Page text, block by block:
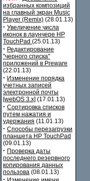
избранных композиций
на главный экран Music
Player (Remix) (28.01.13)
· Увеличение числа
иконок в лаунчере HP
TouchPad (25.01.13)
· Редактирование
"черного списка"
приложений в Preware
(22.01.13)
· Изменение порядка
учетных записей
электронной почты
[webOS 3.x] (17.01.13)
· Сортировка списков
путем нажатия и
удержания (11.01.13)
· Способы перезагрузки
планшета HP TouchPad
(09.01.13)
· Проверка даты
последнего резервного
копирования данных
пользова (08.01.13)